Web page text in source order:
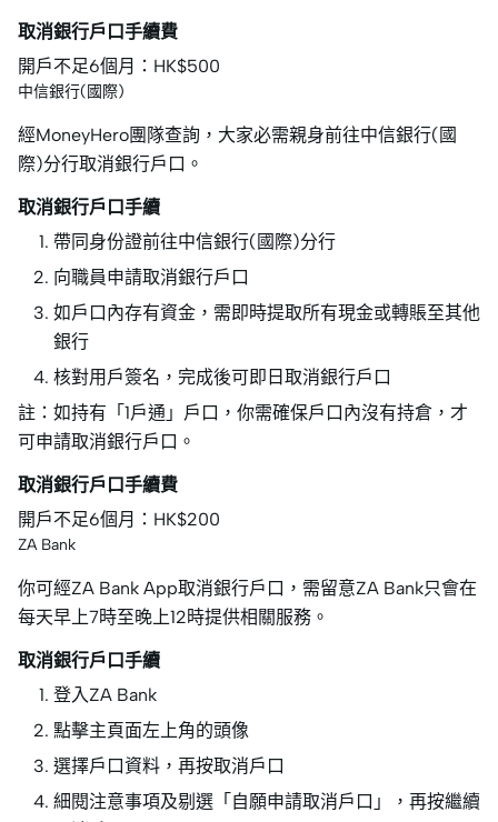
取消銀行戶口手續費
開戶不足6個月：HK$500
中信銀行(國際)
經MoneyHero團隊查詢，大家必需親身前往中信銀行(國
際)分行取消銀行戶口。
取消銀行戶口手續
帶同身份證前往中信銀行(國際)分行
向職員申請取消銀行戶口
如戶口內存有資金，需即時提取所有現金或轉賬至其他
銀行
核對用戶簽名，完成後可即日取消銀行戶口
註：如持有「1戶通」戶口，你需確保戶口內沒有持倉，才
可申請取消銀行戶口。
取消銀行戶口手續費
開戶不足6個月：HK$200
ZA Bank
你可經ZA Bank App取消銀行戶口，需留意ZA Bank只會在
每天早上7時至晚上12時提供相關服務。
取消銀行戶口手續
登入ZA Bank
點擊主頁面左上角的頭像
選擇戶口資料，再按取消戶口
細閱注意事項及剔選「自願申請取消戶口」，再按繼續